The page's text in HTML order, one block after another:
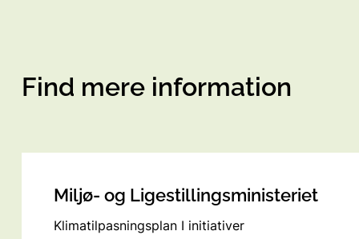
Find mere information
Miljø- og Ligestillingsministeriet
Klimatilpasningsplan I initiativer